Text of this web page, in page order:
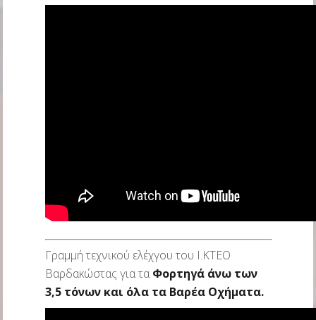
Γραμμή τεχνικού ελέχγου του Ι.ΚΤΕΟ
Βαρδακώστας για τα Φορτηγά άνω των
3,5 τόνων και όλα τα Βαρέα Οχήματα.